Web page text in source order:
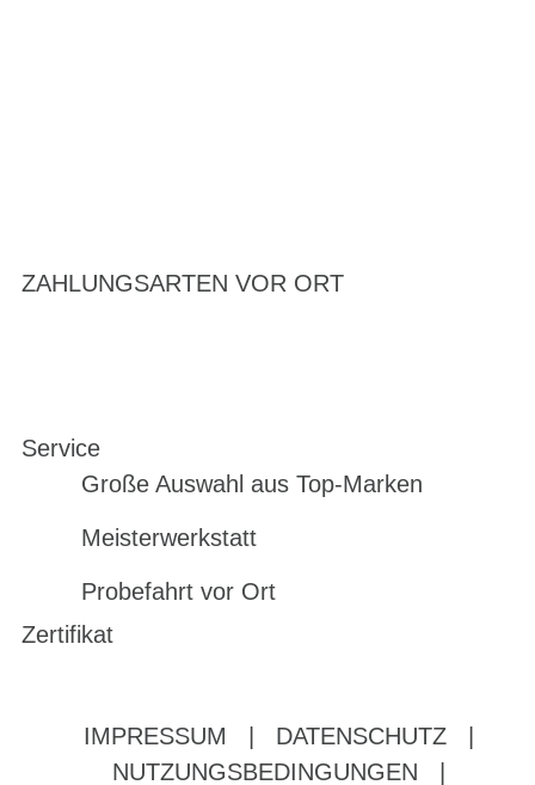
ZAHLUNGSARTEN VOR ORT
Service
Große Auswahl aus Top-Marken
Meisterwerkstatt
Probefahrt vor Ort
Zertifikat
IMPRESSUM DATENSCHUTZ
NUTZUNGSBEDINGUNGEN